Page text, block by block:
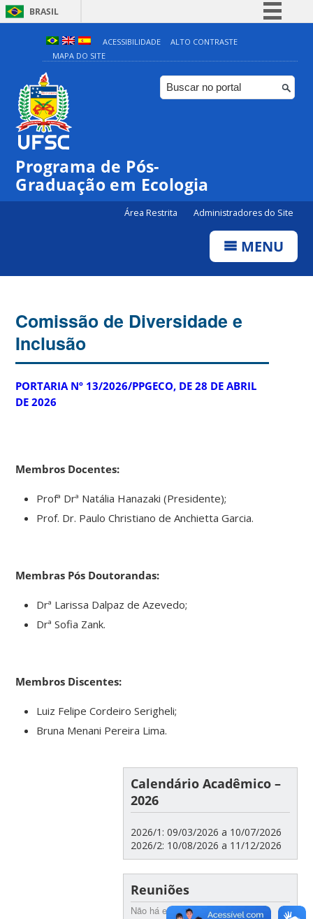
BRASIL
Simplifique!
Comunica BR
Participe
ACESSIBILIDADE
ALTO CONTRASTE
MAPA DO SITE
Programa de Pós-
Graduação em Ecologia
Área Restrita Administradores do Site
MENU
Comissão de Diversidade e
Inclusão
PORTARIA Nº 13/2026/PPGECO, DE 28 DE ABRIL
DE 2026
Membros Docentes:
Profª Drª Natália Hanazaki (Presidente);
Prof. Dr. Paulo Christiano de Anchietta Garcia.
Membras Pós Doutorandas:
Drª Larissa Dalpaz de Azevedo;
Drª Sofia Zank.
Membros Discentes:
Luiz Felipe Cordeiro Serigheli;
Bruna Menani Pereira Lima.
Calendário Acadêmico –
2026
2026/1: 09/03/2026 a 10/07/2026
2026/2: 10/08/2026 a 11/12/2026
Reuniões
Não há eventos futuros